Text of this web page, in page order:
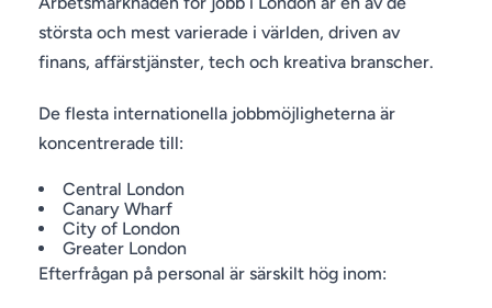
största och mest varierade i världen, driven av
finans, affärstjänster, tech och kreativa branscher.
De flesta internationella jobbmöjligheterna är
koncentrerade till:
Central London
Canary Wharf
City of London
Greater London
Efterfrågan på personal är särskilt hög inom: